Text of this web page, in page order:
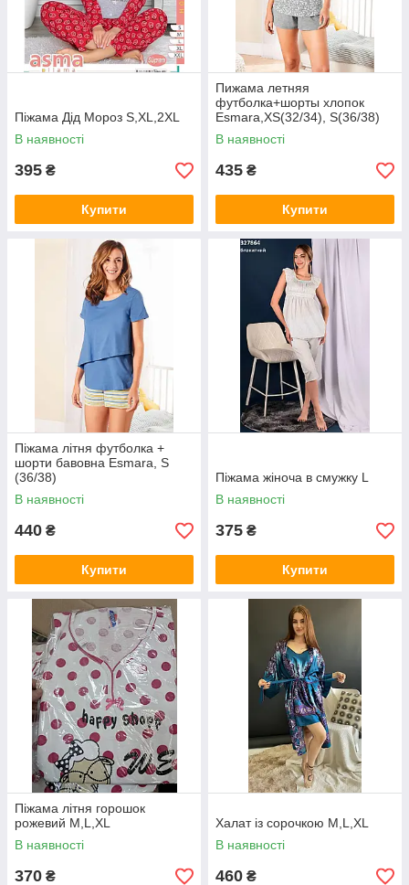
Піжама Дід Мороз S,XL,2XL
В наявності
395 ₴
Купити
Пижама летняя
футболка+шорты хлопок
Esmara,XS(32/34), S(36/38)
В наявності
435 ₴
Купити
Піжама літня футболка +
шорти бавовна Esmara, S
(36/38)
В наявності
440 ₴
Купити
Піжама жіноча в смужку L
В наявності
375 ₴
Купити
Піжама літня горошок
рожевий M,L,XL
В наявності
370 ₴
Халат із сорочкою M,L,XL
В наявності
460 ₴